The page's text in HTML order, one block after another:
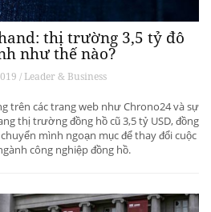
thị trường 3,5 tỷ đô
như thế nào?
/ Leader & Business
trên các trang web như Chrono24 và sự
thị trường đồng hồ cũ 3,5 tỷ USD, đồng
mình ngoạn mục để thay đổi cuộc
công nghiệp đồng hồ.